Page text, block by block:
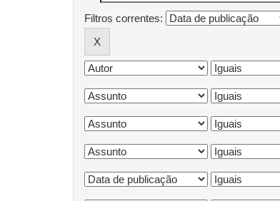
Filtros correntes: